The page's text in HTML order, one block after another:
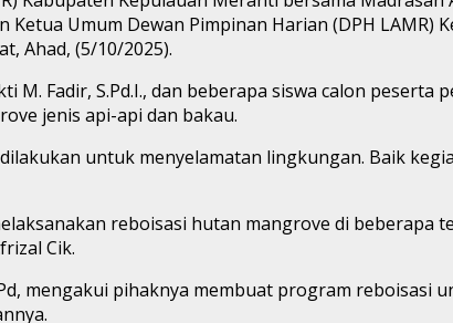
Umum Dewan Pimpinan Harian (DPH LAMR)
Ahad, (5/10/2025).
M. Fadir, S.Pd.I., dan beberapa siswa calon
jenis api-api dan bakau.
untuk menyelamatan lingkungan. Baik
reboisasi hutan mangrove di beberapa
Cik.
mengakui pihaknya membuat program reboisasi